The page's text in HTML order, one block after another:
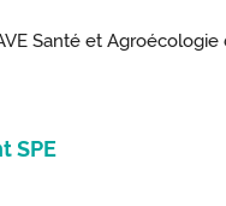
Santé et
SPE